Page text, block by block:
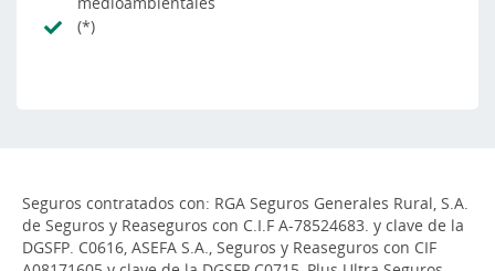
(*)
Seguros contratados con: RGA Seguros Generales Rural, S.A.
de Seguros y Reaseguros con C.I.F A-78524683. y clave de la
DGSFP. C0616, ASEFA S.A., Seguros y Reaseguros con CIF